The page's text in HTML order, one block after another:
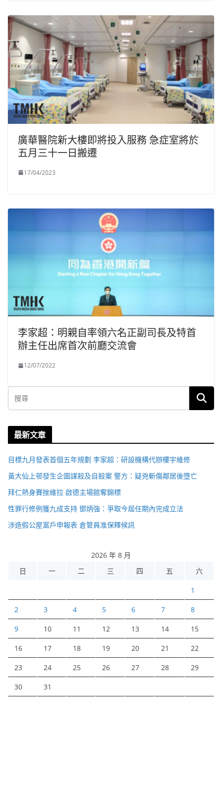
廣華醫院新大樓即將投入服務 急症室將於
五月三十一日搬遷
17/04/2023
李家超：明親自率領六名正副司長及特首
辦主任出席首次前廳交流會
12/07/2022
最新文章
目標九月發表首個五年規劃 李家超：研設機構代辦樓宇維修
黃大仙上邨發生企圖謀殺及自殺案 警方：疑兇斬傷鄰居後墮亡
拜仁熱身賽挫維拉 啟德主場館奪錦標
性罪行修例獲九成支持 鄧炳強：爭取今屆任期內完成立法
涉造假公屋富戶申報表 倉管員准保釋候訊
2026 年 8 月
日
一 二 三 四 五 六
1
2 3 4 5 6 7 8
9 10 11 12 13 14 15
16 17 18 19 20 21 22
23 24 25 26 27 28 29
30 31